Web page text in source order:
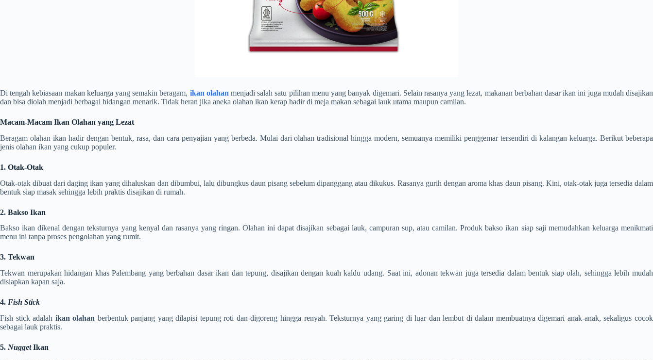
Di tengah kebiasaan makan keluarga yang semakin beragam, ikan olahan menjadi salah satu pilihan menu yang banyak digemari. Selain rasanya yang lezat, makanan berbahan dasar ikan ini juga mudah disajikan
dan bisa diolah menjadi berbagai hidangan menarik. Tidak heran jika aneka olahan ikan kerap hadir di meja makan sebagai lauk utama maupun camilan.
Macam-Macam Ikan Olahan yang Lezat
Beragam olahan ikan hadir dengan bentuk, rasa, dan cara penyajian yang berbeda. Mulai dari olahan tradisional hingga modern, semuanya memiliki penggemar tersendiri di kalangan keluarga. Berikut beberapa
jenis olahan ikan yang cukup populer.
1. Otak-Otak
Otak-otak dibuat dari daging ikan yang dihaluskan dan dibumbui, lalu dibungkus daun pisang sebelum dipanggang atau dikukus. Rasanya gurih dengan aroma khas daun pisang. Kini, otak-otak juga tersedia dalam
bentuk siap masak sehingga lebih praktis disajikan di rumah.
2. Bakso Ikan
Bakso ikan dikenal dengan teksturnya yang kenyal dan rasanya yang ringan. Olahan ini dapat disajikan sebagai lauk, campuran sup, atau camilan. Produk bakso ikan siap saji memudahkan keluarga menikmati
menu ini tanpa proses pengolahan yang rumit.
3. Tekwan
Tekwan merupakan hidangan khas Palembang yang berbahan dasar ikan dan tepung, disajikan dengan kuah kaldu udang. Saat ini, adonan tekwan juga tersedia dalam bentuk siap olah, sehingga lebih mudah
disiapkan kapan saja.
4. Fish Stick
Fish stick adalah ikan olahan berbentuk panjang yang dilapisi tepung roti dan digoreng hingga renyah. Teksturnya yang garing di luar dan lembut di dalam membuatnya digemari anak-anak, sekaligus cocok
sebagai lauk praktis.
5. NuggetIkan